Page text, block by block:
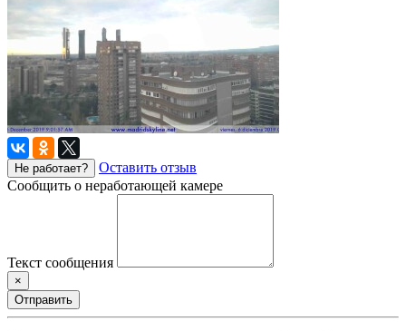
Не работает?
Оставить отзыв
Сообщить о неработающей камере
Текст сообщения
×
Отправить